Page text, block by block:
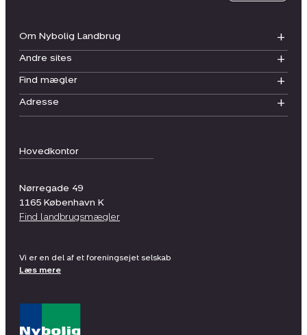
Hovedkontor
Nørregade 49
1165 København K
Find landbrugsmægler
Om Nybolig Landbrug
Andre sites
Find mægler
Adresse
Vi er en del af et foreningsejet selskab
Læs mere